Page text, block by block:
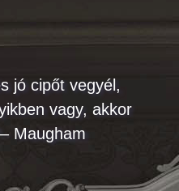
jó cipőt vegyél,
vagy, akkor
Maugham